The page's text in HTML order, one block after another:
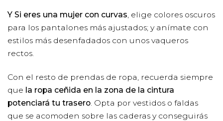
Y Si eres una mujer con curvas, elige colores oscuros
para los pantalones más ajustados; y anímate con
estilos más desenfadados con unos vaqueros
rectos.
Con el resto de prendas de ropa, recuerda siempre
que la ropa ceñida en la zona de la cintura
potenciará tu trasero . Opta por vestidos o faldas
que se acomoden sobre las caderas y conseguirás